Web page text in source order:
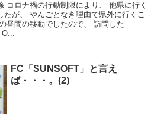
コロナ禍の行動制限により、 他県に行く
たが、 やんごとなき理由で県外に行くこ
昼間の移動でしたので、 訪問した
O...
FC「SUNSOFT」と言え
ば・・・。(2)